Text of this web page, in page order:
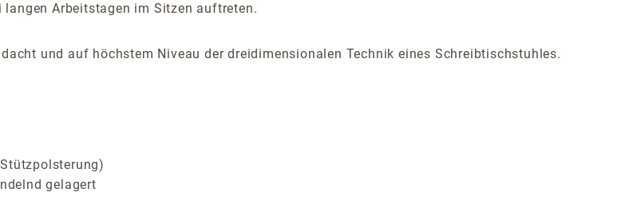
Arbeitstagen im Sitzen auftreten.
und auf höchstem Niveau der dreidimensionalen Technik eines Schreibtischstuhles.
gelagert